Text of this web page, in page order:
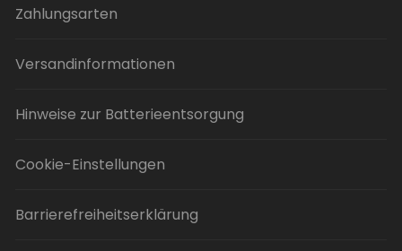
Zahlungsarten
Versandinformationen
Hinweise zur Batterieentsorgung
Cookie-Einstellungen
Barrierefreiheitserklärung